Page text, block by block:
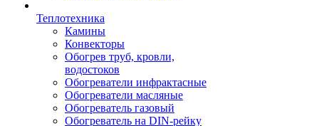
Теплотехника
Камины
Конвекторы
Обогрев труб, кровли,
водостоков
Обогреватели инфрактасные
Обогреватели масляные
Обогреватель газовый
Обогреватель на DIN-рейку